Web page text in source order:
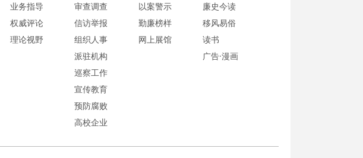
业务指导
权威评论
理论视野
审查调查
信访举报
组织人事
派驻机构
巡察工作
宣传教育
预防腐败
高校企业
以案警示
勤廉榜样
网上展馆
廉史今读
移风易俗
读书
广告·漫画